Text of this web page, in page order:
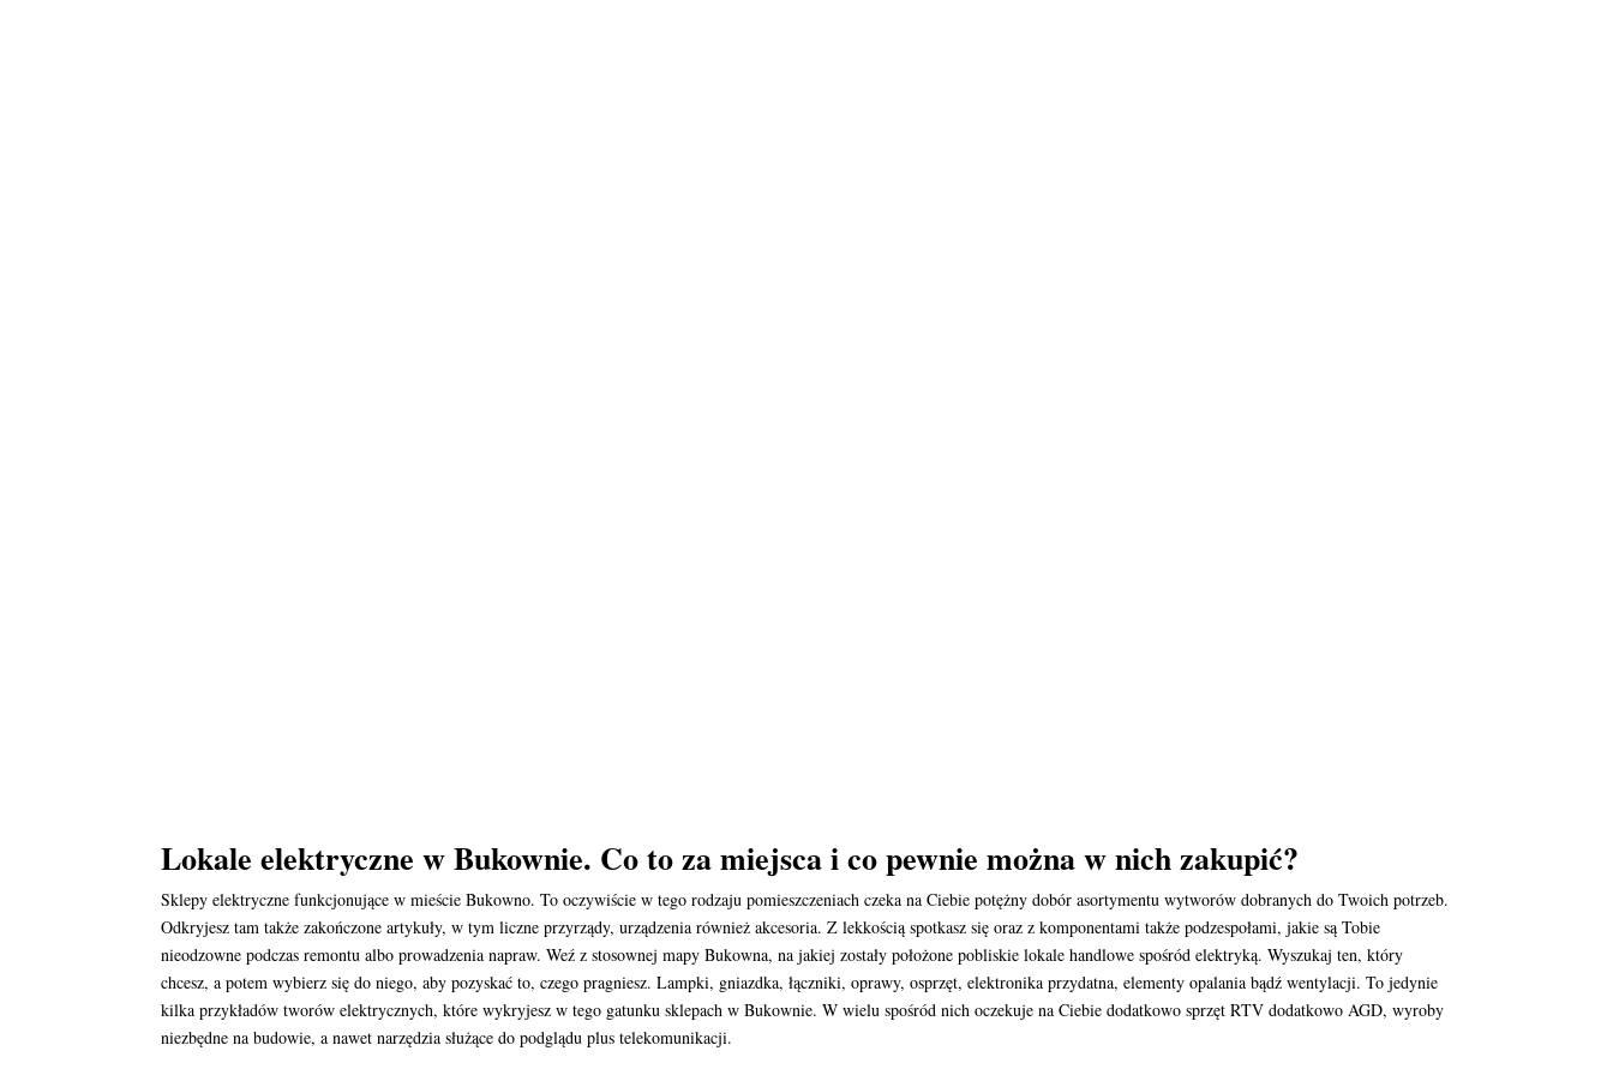
Lokale elektryczne w Bukownie. Co to za miejsca i co pewnie można w nich zakupić?
Sklepy elektryczne funkcjonujące w mieście Bukowno. To oczywiście w tego rodzaju pomieszczeniach czeka na Ciebie potężny dobór asortymentu wytworów dobranych do Twoich potrzeb.
Odkryjesz tam także zakończone artykuły, w tym liczne przyrządy, urządzenia również akcesoria. Z lekkością spotkasz się oraz z komponentami także podzespołami, jakie są Tobie
nieodzowne podczas remontu albo prowadzenia napraw. Weź z stosownej mapy Bukowna, na jakiej zostały położone pobliskie lokale handlowe spośród elektryką. Wyszukaj ten, który
chcesz, a potem wybierz się do niego, aby pozyskać to, czego pragniesz. Lampki, gniazdka, łączniki, oprawy, osprzęt, elektronika przydatna, elementy opalania bądź wentylacji. To jedynie
kilka przykładów tworów elektrycznych, które wykryjesz w tego gatunku sklepach w Bukownie. W wielu spośród nich oczekuje na Ciebie dodatkowo sprzęt RTV dodatkowo AGD, wyroby
niezbędne na budowie, a nawet narzędzia służące do podglądu plus telekomunikacji.